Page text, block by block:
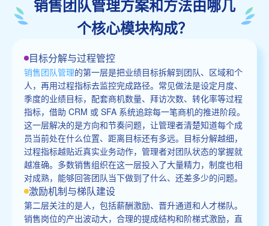
销售团队管理方案和方法由哪几
个核心模块构成？
目标分解与过程管控
销售团队管理的第一层是把业绩目标拆解到团队、区域和个
人，再用过程指标去监控完成路径。常见做法是设定月度、
季度的业绩目标，配套商机数量、拜访次数、转化率等过程
指标，借助 CRM 或 SFA 系统追踪每一笔商机的推进阶段。
这一层解决的是方向和节奏问题，让管理者清楚知道每个成
员当前处在什么位置、距离目标还有多远。目标分解越细，
过程指标越贴近真实业务动作，管理者对团队状态的掌握就
越准确。多数销售组织在这一层投入了大量精力，制度也相
对成熟，能够回答团队当下做到了什么、还差多少的问题。
激励机制与梯队建设
第二层关注的是人，包括薪酬激励、晋升通道和人才梯队。
销售岗位的产出波动大，合理的提成结构和阶梯式激励，直